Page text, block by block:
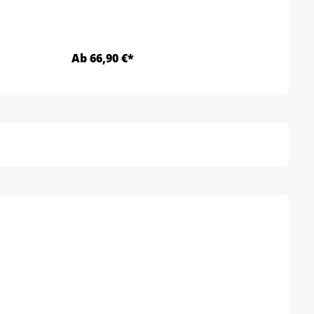
Ab 66,90 €*